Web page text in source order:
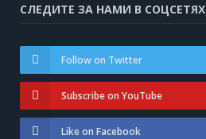
СЛЕДИТЕ ЗА НАМИ В СОЦСЕТЯХ
Follow on Twitter
Subscribe on YouTube
Like on Facebook